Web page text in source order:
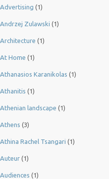
Advertising (1)
Andrzej Zulawski (1)
Architecture (1)
At Home (1)
Athanasios Karanikolas (1)
Athanitis (1)
Athenian landscape (1)
Athens (3)
Athina Rachel Tsangari (1)
Auteur (1)
Audiences (1)